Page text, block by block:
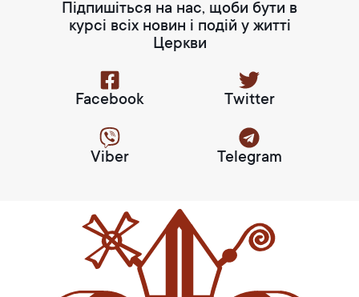
Підпишіться на нас, щоби бути в
курсі всіх новин і подій у житті
Церкви
Facebook Twitter
Viber Telegram